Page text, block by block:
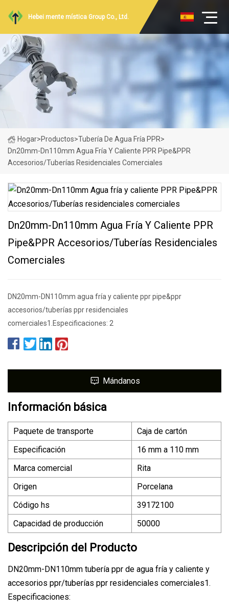
Hebei mente mística Group Co., Ltd.
Hogar>Productos>Tubería De Agua Fría PPR>
Dn20mm-Dn110mm Agua Fría Y Caliente PPR Pipe&PPR
Accesorios/Tuberías Residenciales Comerciales
Dn20mm-Dn110mm Agua Fría Y Caliente PPR
Pipe&PPR Accesorios/Tuberías Residenciales
Comerciales
DN20mm-DN110mm agua fría y caliente ppr pipe&ppr
accesorios/tuberías ppr residenciales
comerciales1.Especificaciones: 2
Mándanos
Información básica
Paquete de transporte
Caja de cartón
Especificación
16 mm a 110 mm
Marca comercial
Rita
Origen
Porcelana
Código hs
39172100
Capacidad de producción
50000
Descripción del Producto
DN20mm-DN110mm tubería ppr de agua fría y caliente y
accesorios ppr/tuberías ppr residenciales comerciales1.
Especificaciones: